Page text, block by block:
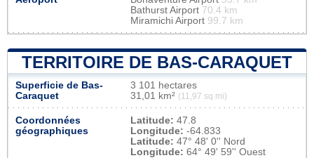
Bathurst Airport 70.4 km
Miramichi Airport 99.7 km
TERRITOIRE DE BAS-CARAQUET
Superficie de Bas-
Caraquet
3 101 hectares
31,01 km² (11,97 sq mi)
Coordonnées
géographiques
Latitude: 47.8
Longitude: -64.833
Latitude: 47° 48' 0'' Nord
Longitude: 64° 49' 59'' Ouest